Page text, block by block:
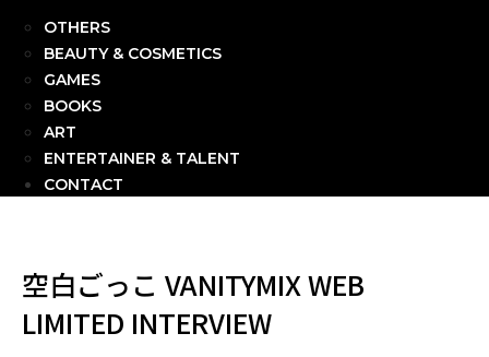
OTHERS
BEAUTY & COSMETICS
GAMES
BOOKS
ART
ENTERTAINER & TALENT
CONTACT
空白ごっこ VANITYMIX WEB
LIMITED INTERVIEW